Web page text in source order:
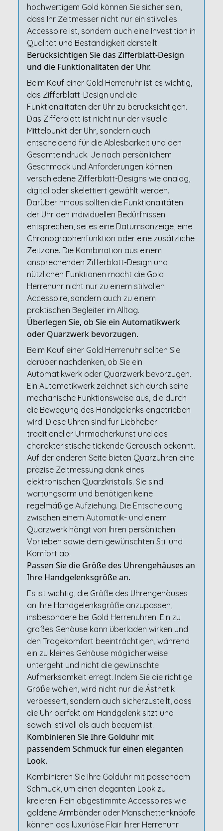
hochwertigem Gold können Sie sicher sein,
dass Ihr Zeitmesser nicht nur ein stilvolles
Accessoire ist, sondern auch eine Investition in
Qualität und Beständigkeit darstellt.
Berücksichtigen Sie das Zifferblatt-Design
und die Funktionalitäten der Uhr.
Beim Kauf einer Gold Herrenuhr ist es wichtig,
das Zifferblatt-Design und die
Funktionalitäten der Uhr zu berücksichtigen.
Das Zifferblatt ist nicht nur der visuelle
Mittelpunkt der Uhr, sondern auch
entscheidend für die Ablesbarkeit und den
Gesamteindruck. Je nach persönlichem
Geschmack und Anforderungen können
verschiedene Zifferblatt-Designs wie analog,
digital oder skelettiert gewählt werden.
Darüber hinaus sollten die Funktionalitäten
der Uhr den individuellen Bedürfnissen
entsprechen, sei es eine Datumsanzeige, eine
Chronographenfunktion oder eine zusätzliche
Zeitzone. Die Kombination aus einem
ansprechenden Zifferblatt-Design und
nützlichen Funktionen macht die Gold
Herrenuhr nicht nur zu einem stilvollen
Accessoire, sondern auch zu einem
praktischen Begleiter im Alltag.
Überlegen Sie, ob Sie ein Automatikwerk
oder Quarzwerk bevorzugen.
Beim Kauf einer Gold Herrenuhr sollten Sie
darüber nachdenken, ob Sie ein
Automatikwerk oder Quarzwerk bevorzugen.
Ein Automatikwerk zeichnet sich durch seine
mechanische Funktionsweise aus, die durch
die Bewegung des Handgelenks angetrieben
wird. Diese Uhren sind für Liebhaber
traditioneller Uhrmacherkunst und das
charakteristische tickende Geräusch bekannt.
Auf der anderen Seite bieten Quarzuhren eine
präzise Zeitmessung dank eines
elektronischen Quarzkristalls. Sie sind
wartungsarm und benötigen keine
regelmäßige Aufziehung. Die Entscheidung
zwischen einem Automatik- und einem
Quarzwerk hängt von Ihren persönlichen
Vorlieben sowie dem gewünschten Stil und
Komfort ab.
Passen Sie die Größe des Uhrengehäuses an
Ihre Handgelenksgröße an.
Es ist wichtig, die Größe des Uhrengehäuses
an Ihre Handgelenksgröße anzupassen,
insbesondere bei Gold Herrenuhren. Ein zu
großes Gehäuse kann überladen wirken und
den Tragekomfort beeinträchtigen, während
ein zu kleines Gehäuse möglicherweise
untergeht und nicht die gewünschte
Aufmerksamkeit erregt. Indem Sie die richtige
Größe wählen, wird nicht nur die Ästhetik
verbessert, sondern auch sicherzustellt, dass
die Uhr perfekt am Handgelenk sitzt und
sowohl stilvoll als auch bequem ist.
Kombinieren Sie Ihre Golduhr mit
passendem Schmuck für einen eleganten
Look.
Kombinieren Sie Ihre Golduhr mit passendem
Schmuck, um einen eleganten Look zu
kreieren. Fein abgestimmte Accessoires wie
goldene Armbänder oder Manschettenknöpfe
können das luxuriöse Flair Ihrer Herrenuhr